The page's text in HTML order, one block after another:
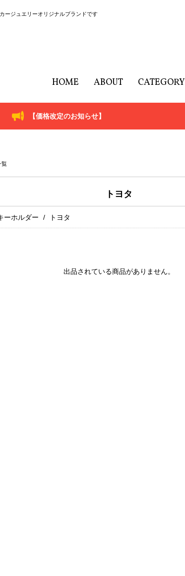
ージュエリーオリジナルブランドです
HOME ABOUT CATEGORY
【価格改定のお知らせ】
覧
トヨタ
ーホルダー トヨタ
出品されている商品がありません。